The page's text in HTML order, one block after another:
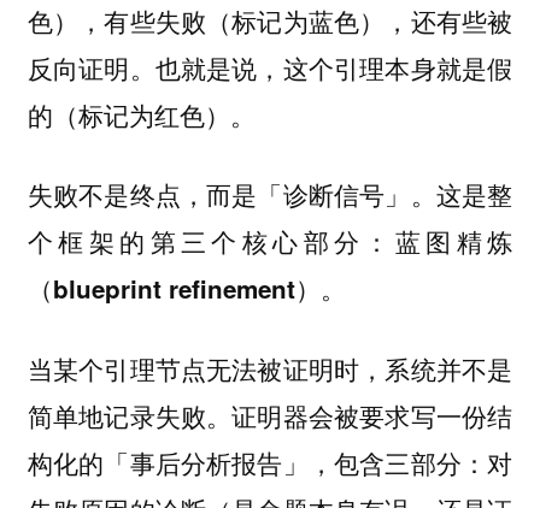
色），有些失败（标记为蓝色），还有些被
反向证明。也就是说，这个引理本身就是假
的（标记为红色）。
失败不是终点，而是「诊断信号」。这是整
个框架的第三个核心部分： 蓝图精炼
（blueprint refinement） 。
当某个引理节点无法被证明时，系统并不是
简单地记录失败。证明器会被要求写一份结
构化的「事后分析报告」，包含三部分：对